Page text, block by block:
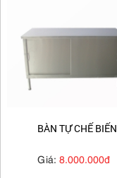
BÀN 2 TẦNG SONG
Giá:Liên hệ